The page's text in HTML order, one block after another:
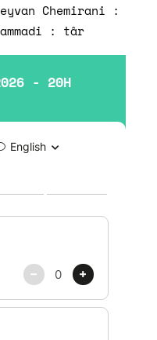
Chemirani :
: târ
- 20H